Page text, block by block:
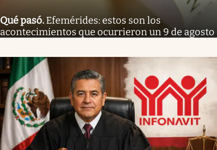
Qué pasó. Efemérides: estos son los
acontecimientos que ocurrieron un 9 de agosto